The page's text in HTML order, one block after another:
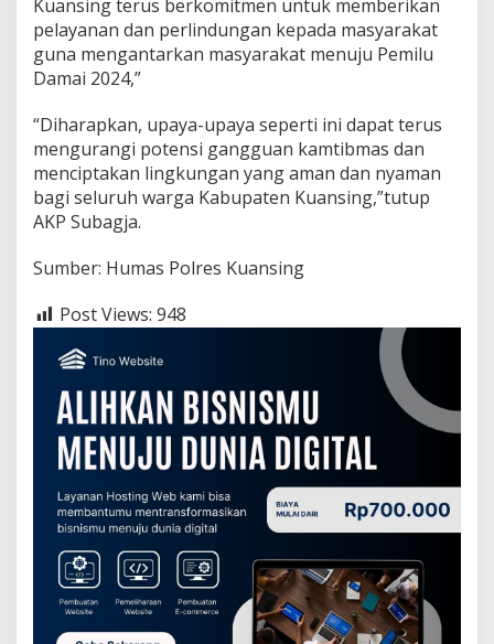
Kuansing terus berkomitmen untuk memberikan
pelayanan dan perlindungan kepada masyarakat
guna mengantarkan masyarakat menuju Pemilu
Damai 2024,”
“Diharapkan, upaya-upaya seperti ini dapat terus
mengurangi potensi gangguan kamtibmas dan
menciptakan lingkungan yang aman dan nyaman
bagi seluruh warga Kabupaten Kuansing,”tutup
AKP Subagja.
Sumber: Humas Polres Kuansing
Post Views: 948